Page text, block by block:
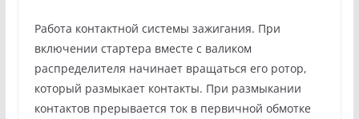
Работа контактной системы зажигания. При
включении стартера вместе с валиком
распределителя начинает вращаться его ротор,
который размыкает контакты. При размыкании
контактов прерывается ток в первичной обмотке